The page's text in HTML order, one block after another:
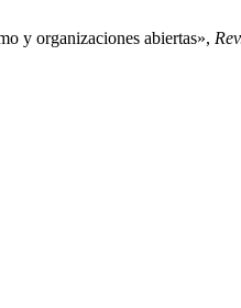
y organizaciones abiertas»,